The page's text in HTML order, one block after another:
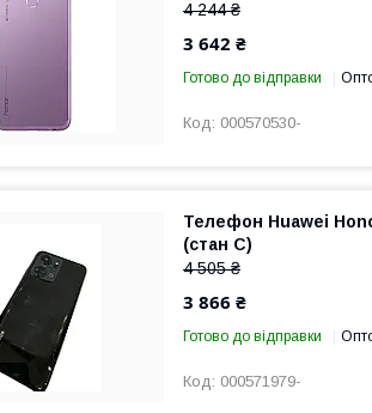
4 244 ₴
3 642 ₴
Готово до відправки
000570530-
Телефон Huawei
(стан C)
4 505 ₴
3 866 ₴
Готово до відправки
000571979-